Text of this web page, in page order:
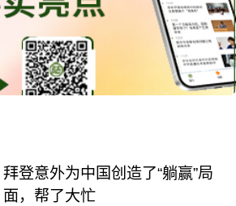
拜登意外为中国创造了“躺赢”局
面，帮了大忙